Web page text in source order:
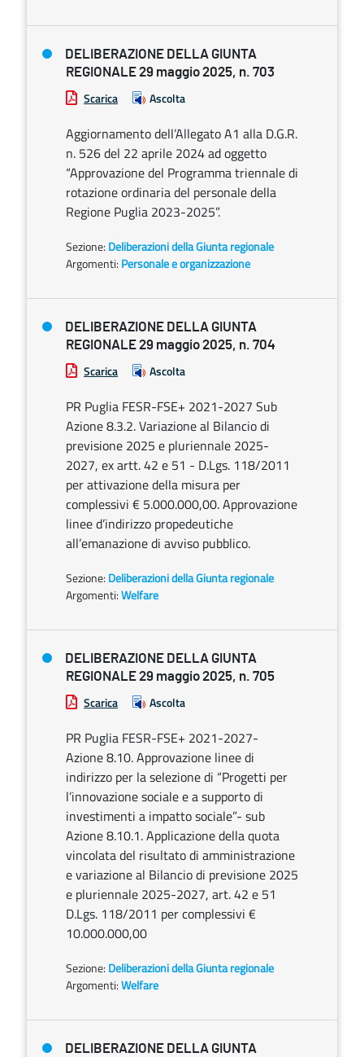
DELIBERAZIONE DELLA GIUNTA
REGIONALE 29 maggio 2025, n. 703
Scarica Ascolta
Aggiornamento dell’Allegato A1 alla D.G.R.
n. 526 del 22 aprile 2024 ad oggetto
“Approvazione del Programma triennale di
rotazione ordinaria del personale della
Regione Puglia 2023-2025”.
Sezione: Deliberazioni della Giunta regionale
Argomenti: Personale e organizzazione
DELIBERAZIONE DELLA GIUNTA
REGIONALE 29 maggio 2025, n. 704
Scarica Ascolta
PR Puglia FESR-FSE+ 2021-2027 Sub
Azione 8.3.2. Variazione al Bilancio di
previsione 2025 e pluriennale 2025-
2027, ex artt. 42 e 51 - D.Lgs. 118/2011
per attivazione della misura per
complessivi € 5.000.000,00. Approvazione
linee d’indirizzo propedeutiche
all’emanazione di avviso pubblico.
Sezione: Deliberazioni della Giunta regionale
Argomenti:Welfare
DELIBERAZIONE DELLA GIUNTA
REGIONALE 29 maggio 2025, n. 705
Scarica Ascolta
PR Puglia FESR-FSE+ 2021-2027-
Azione 8.10. Approvazione linee di
indirizzo per la selezione di “Progetti per
l’innovazione sociale e a supporto di
investimenti a impatto sociale”- sub
Azione 8.10.1. Applicazione della quota
vincolata del risultato di amministrazione
e variazione al Bilancio di previsione 2025
e pluriennale 2025-2027, art. 42 e 51
D.Lgs. 118/2011 per complessivi €
10.000.000,00
Sezione: Deliberazioni della Giunta regionale
Argomenti:Welfare
DELIBERAZIONE DELLA GIUNTA